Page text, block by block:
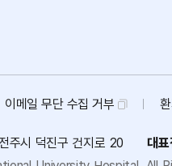
이메일 무단수집 거부
주시 덕진구 건지로 20 대